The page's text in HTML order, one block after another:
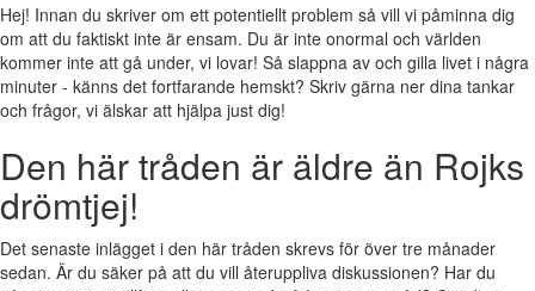
Hej! Innan du skriver om ett potentiellt problem så vill vi påminna dig
om att du faktiskt inte är ensam. Du är inte onormal och världen
kommer inte att gå under, vi lovar! Så slappna av och gilla livet i några
minuter - känns det fortfarande hemskt? Skriv gärna ner dina tankar
och frågor, vi älskar att hjälpa just dig!
Den här tråden är äldre än Rojks
drömtjej!
Det senaste inlägget i den här tråden skrevs för över tre månader
sedan. Är du säker på att du vill återuppliva diskussionen? Har du